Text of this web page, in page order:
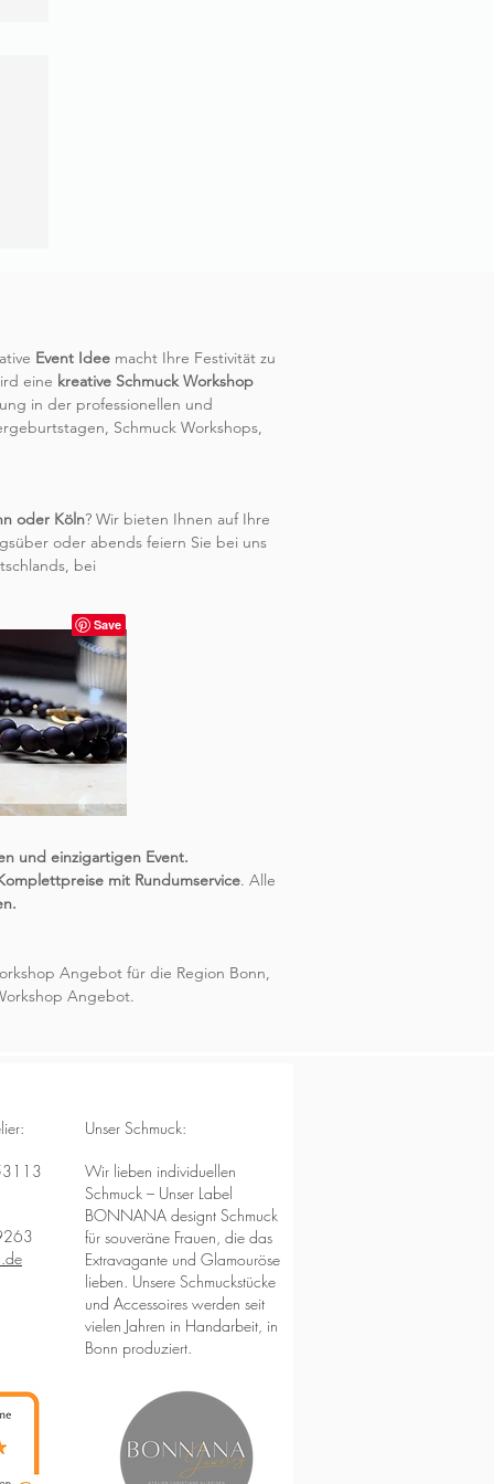
Event Idee macht Ihre Festivität zu
eine kreative Schmuck Workshop
in der professionellen und
Schmuck Workshops,
oder Köln? Wir bieten Ihnen auf Ihre
oder abends feiern Sie bei uns
bei
und einzigartigen Event.
mit Rundumservice. Alle
Angebot für die Region Bonn,
Angebot.
Unser Schmuck:
Wir lieben individuellen
Schmuck – Unser Label
BONNANA designt Schmuck
für souveräne Frauen, die das
Extravagante und Glamouröse
lieben. Unsere Schmuckstücke
und Accessoires werden seit
vielen Jahren in Handarbeit, in
Bonn produziert.